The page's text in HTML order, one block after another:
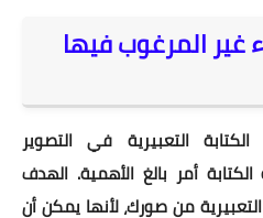
غير المرغوب فيها
التعبيرية في التصوير
أمر بالغ الأهمية. الهدف
من صورك، لأنها يمكن أن